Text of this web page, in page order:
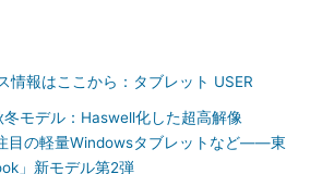
情報はここから：タブレット USER
冬モデル：Haswell化した超高解像
注目の軽量Windowsタブレットなど――東
」新モデル第2弾